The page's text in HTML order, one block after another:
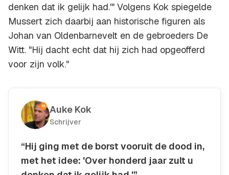
denken dat ik gelijk had.'" Volgens Kok spiegelde
Mussert zich daarbij aan historische figuren als
Johan van Oldenbarnevelt en de gebroeders De
Witt. "Hij dacht echt dat hij zich had opgeofferd
voor zijn volk."
Auke Kok
Schrijver
“Hij ging met de borst vooruit de dood in,
met het idee: 'Over honderd jaar zult u